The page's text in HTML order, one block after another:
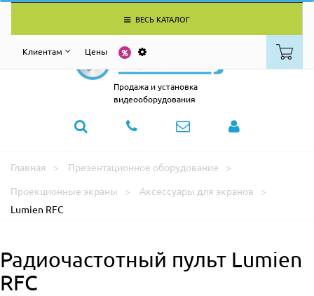
ВЕСЬ КАТАЛОГ
Клиентам Цены
Продажа и установка
видеооборудования
Главная
Презентационное оборудование
Проекционные экраны
Аксессуары для экранов
Lumien RFC
Радиочастотный пульт Lumien
RFC